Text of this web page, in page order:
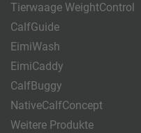
Tierwaage WeightControl
CalfGuide
EimiWash
EimiCaddy
CalfBuggy
NativeCalfConcept
Weitere Produkte